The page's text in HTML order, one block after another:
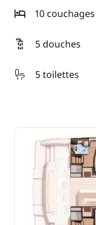
10 couchages
5 douches
5 toilettes